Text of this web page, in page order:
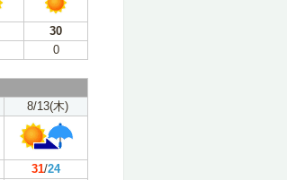
30
0
8/13(木)
31/24